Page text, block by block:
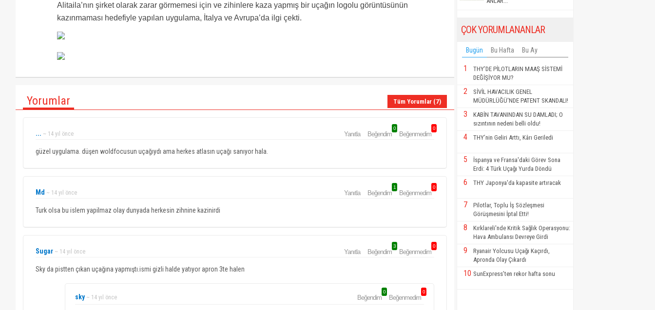
Alitaila’nın şirket olarak zarar görmemesi için ve zihinlere kaza yapmış bir uçağın logolu görüntüsünün
kazınmaması hedefiyle yapılan uygulama, İtalya ve Avrupa’da ilgi çekti.
Yorumlar Tüm Yorumlar (7)
... ~ 14 yıl önce Yanıtla Beğendim
0
Beğenmedim
0
güzel uygulama. düşen woldfocusun uçağıydı ama herkes atlasın uçağı sanıyor hala.
Md ~ 14 yıl önce Yanıtla Beğendim
1
Beğenmedim
0
Turk olsa bu islem yapilmaz olay dunyada herkesin zihnine kazinirdi
Sugar ~ 14 yıl önce Yanıtla Beğendim
3
Beğenmedim
0
Sky da pistten çıkan uçağına yapmıştı.ismi gizli halde yatıyor apron 3te halen
sky ~ 14 yıl önce Beğendim
0
Beğenmedim
0
ÇOK YORUMLANANLAR
Bugün Bu Hafta Bu Ay
1
THY’DE PİLOTLARIN MAAŞ SİSTEMİ
DEĞİŞİYOR MU?
2
SİVİL HAVACILIK GENEL
MÜDÜRLÜĞÜ'NDE PATENT SKANDALI!
3
KABİN TAVANINDAN SU DAMLADI; O
sızıntının nedeni belli oldu!
4 THY’nin Geliri Arttı, Kârı Geriledi
5
İspanya ve Fransa'daki Görev Sona
Erdi: 4 Türk Uçağı Yurda Döndü
6 THY Japonya'da kapasite artıracak
7
Pilotlar, Toplu İş Sözleşmesi
Görüşmesini İptal Etti!
8
Kırklareli'nde Kritik Sağlık Operasyonu:
Hava Ambulansı Devreye Girdi
9
Ryanair Yolcusu Uçağı Kaçırdı,
Apronda Olay Çıkardı
10 SunExpress’ten rekor hafta sonu